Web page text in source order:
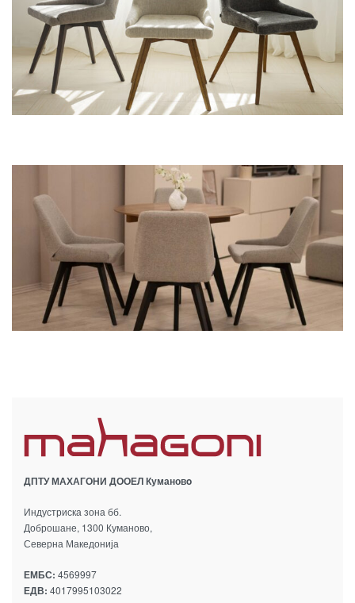
ДПТУ МАХАГОНИ ДООЕЛ Кумановo
Индустриска зона бб.
Доброшане, 1300 Куманово,
Северна Македонија
ЕМБС: 4569997
ЕДВ: 4017995103022